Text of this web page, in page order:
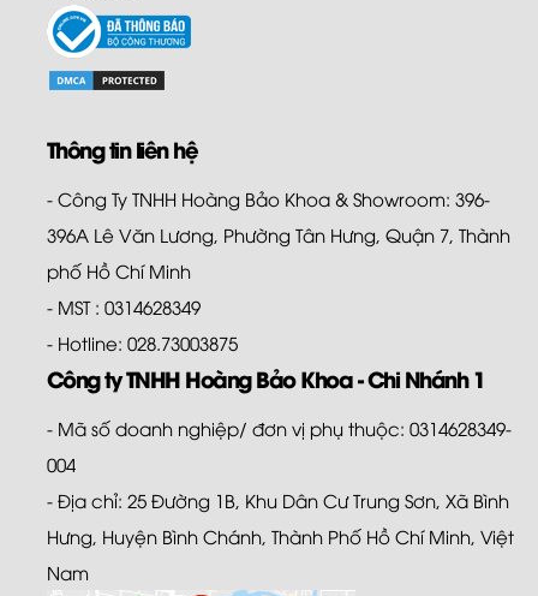
Thông tin liên hệ
- Công Ty TNHH Hoàng Bảo Khoa & Showroom: 396-
396A Lê Văn Lương, Phường Tân Hưng, Quận 7, Thành
phố Hồ Chí Minh
- MST : 0314628349
- Hotline: 028.73003875
Công ty TNHH Hoàng Bảo Khoa - Chi Nhánh 1
- Mã số doanh nghiệp/ đơn vị phụ thuộc: 0314628349-
004
- Địa chỉ: 25 Đường 1B, Khu Dân Cư Trung Sơn, Xã Bình
Hưng, Huyện Bình Chánh, Thành Phố Hồ Chí Minh, Việt
Nam